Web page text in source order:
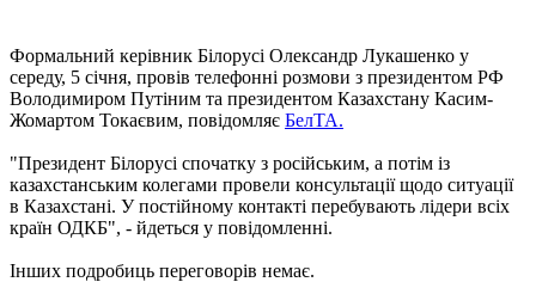
Формальний керівник Білорусі Олександр Лукашенко у
середу, 5 січня, провів телефонні розмови з президентом РФ
Володимиром Путіним та президентом Казахстану Касим-
Жомартом Токаєвим, повідомляє БелТА.
"Президент Білорусі спочатку з російським, а потім із
казахстанським колегами провели консультації щодо ситуації
в Казахстані. У постійному контакті перебувають лідери всіх
країн ОДКБ", - йдеться у повідомленні.
Інших подробиць переговорів немає.